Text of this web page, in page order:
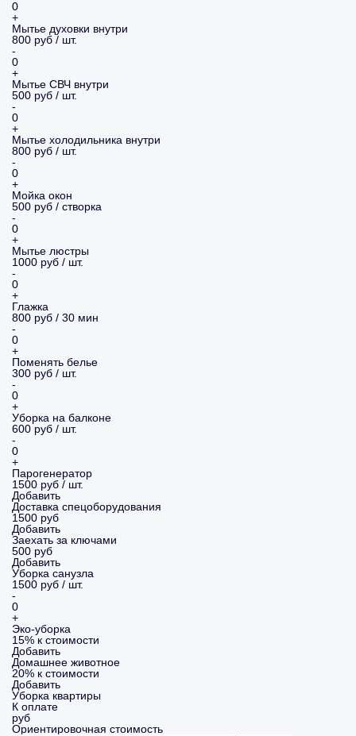
0
+
Мытье духовки внутри
800 руб / шт.
-
0
+
Мытье СВЧ внутри
500 руб / шт.
-
0
+
Мытье холодильника внутри
800 руб / шт.
-
0
+
Мойка окон
500 руб / створка
-
0
+
Мытье люстры
1000 руб / шт.
-
0
+
Глажка
800 руб / 30 мин
-
0
+
Поменять белье
300 руб / шт.
-
0
+
Уборка на балконе
600 руб / шт.
-
0
+
Парогенератор
1500 руб / шт.
Добавить
Доставка спецоборудования
1500 руб
Добавить
Заехать за ключами
500 руб
Добавить
Уборка санузла
1500 руб / шт.
-
0
+
Эко-уборка
15% к стоимости
Добавить
Домашнее животное
20% к стоимости
Добавить
Уборка квартиры
К оплате
руб
Ориентировочная стоимость